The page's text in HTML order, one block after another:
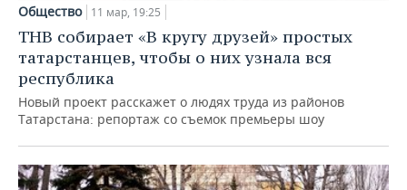
НЕФТЕХИМИЯ
НЕФТЬ
ОПК
ЭНЕРГЕТИКА
РОЗНИЧНАЯ ТОРГОВЛЯ
ТРАНСПОРТ
УСЛУГИ
НОВОСТИ ТЕХНОЛОГИЙ
IT
МЕДИА
МЕРОПРИЯТИЯ
НОВОСТИ МЕРОПРИЯТИЙ
ВЫЕЗДНАЯ РЕДАКЦИЯ
СПОРТ
НОВОСТИ СПОРТА
ОБЩЕСТВО
Общество 11 мар, 19:25
ТНВ собирает «В кругу друзей» простых
татарстанцев, чтобы о них узнала вся
республика
Новый проект расскажет о людях труда из районов
Татарстана: репортаж со съемок премьеры шоу